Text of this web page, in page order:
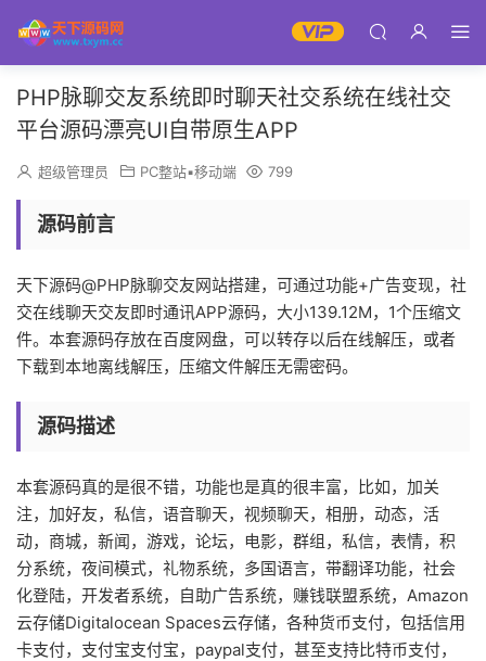
PHP脉聊交友系统即时聊天社交系统在线社交
平台源码漂亮UI自带原生APP
超级管理员 PC整站▪移动端 799
源码前言
天下源码@PHP脉聊交友网站搭建，可通过功能+广告变现，社
交在线聊天交友即时通讯APP源码，大小139.12M，1个压缩文
件。本套源码存放在百度网盘，可以转存以后在线解压，或者
下载到本地离线解压，压缩文件解压无需密码。
源码描述
本套源码真的是很不错，功能也是真的很丰富，比如，加关
注，加好友，私信，语音聊天，视频聊天，相册，动态，活
动，商城，新闻，游戏，论坛，电影，群组，私信，表情，积
分系统，夜间模式，礼物系统，多国语言，带翻译功能，社会
化登陆，开发者系统，自助广告系统，赚钱联盟系统，Amazon
云存储Digitalocean Spaces云存储，各种货币支付，包括信用
卡支付，支付宝支付宝，paypal支付，甚至支持比特币支付，